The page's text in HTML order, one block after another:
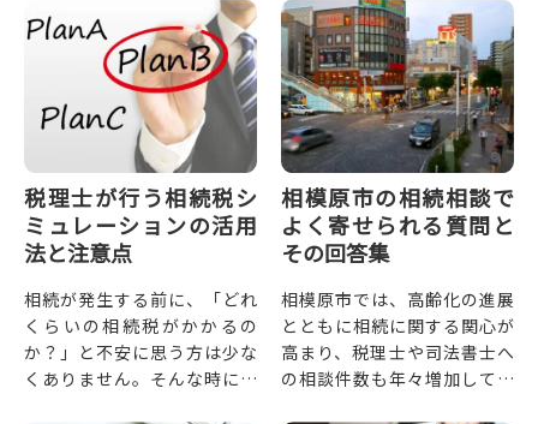
税理士が行う相続税シ
ミュレーションの活用
法と注意点
相続が発生する前に、「どれ
くらいの相続税がかかるの
か？」と不安に思う方は少な
くありません。そんな時に有
相模原市の相続相談で
よく寄せられる質問と
その回答集
相模原市では、高齢化の進展
とともに相続に関する関心が
高まり、税理士や司法書士へ
の相談件数も年々増加してい